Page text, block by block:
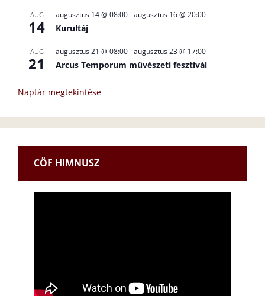
AUG
14
augusztus 14 @ 08:00-augusztus 16 @ 20:00
Kurultáj
AUG
21
augusztus 21 @ 08:00-augusztus 23 @ 17:00
Arcus Temporum művészeti fesztivál
Naptár megtekintése
CÖF HIMNUSZ